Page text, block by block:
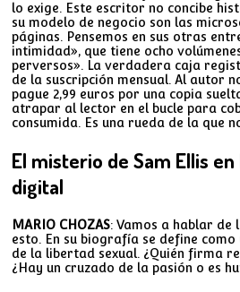
lo exige. Este escritor no concibe
su modelo de negocio son las
páginas. Pensemos en sus otras
intimidad», que tiene ocho
perversos». La verdadera caja
de la suscripción mensual. Al autor
pague 2,99 euros por una copia
atrapar al lector en el bucle para
consumida. Es una rueda de la que
El misterio de Sam Ellis
digital
MARIO CHOZAS: Vamos a hablar
esto. En su biografía se define
de la libertad sexual. ¿Quién firma
¿Hay un cruzado de la pasión o es